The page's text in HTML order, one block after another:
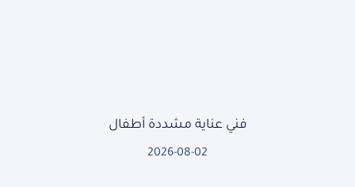
فني عناية مشددة أطفال
2026-08-02